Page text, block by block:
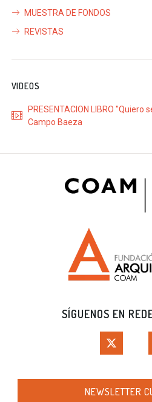
MUESTRA DE FONDOS
REVISTAS
VIDEOS
PRESENTACION LIBRO
Campo Baeza
SÍGUENOS EN
NEWSLETTER